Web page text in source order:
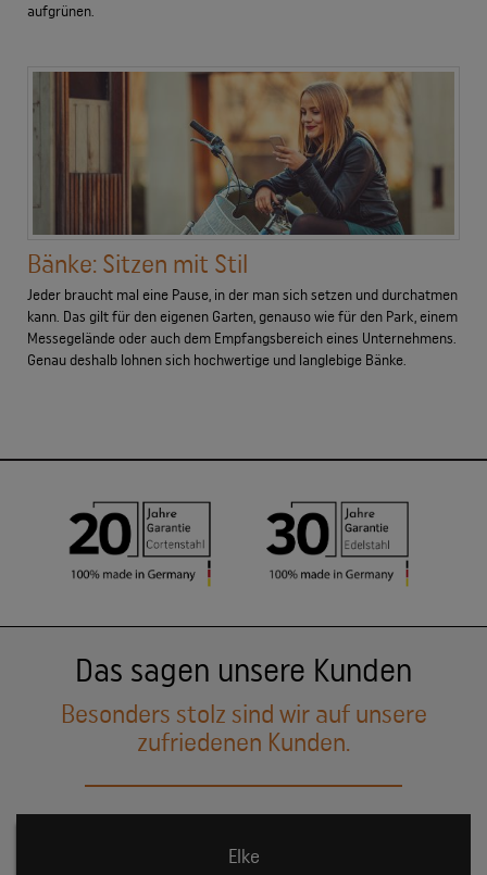
aufgrünen.
Bänke: Sitzen mit Stil
Jeder braucht mal eine Pause, in der man sich setzen und durchatmen
kann. Das gilt für den eigenen Garten, genauso wie für den Park, einem
Messegelände oder auch dem Empfangsbereich eines Unternehmens.
Genau deshalb lohnen sich hochwertige und langlebige Bänke.
Das sagen unsere Kunden
Besonders stolz sind wir auf unsere
zufriedenen Kunden.
Elke